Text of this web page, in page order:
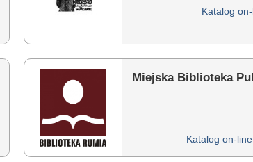
Katalog
Miejska Biblioteka
Katalog on-